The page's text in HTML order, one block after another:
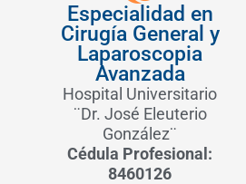
Especialidad en
Cirugía General y
Laparoscopia
Avanzada
Hospital Universitario
¨Dr. José Eleuterio
González¨
Cédula Profesional:
8460126